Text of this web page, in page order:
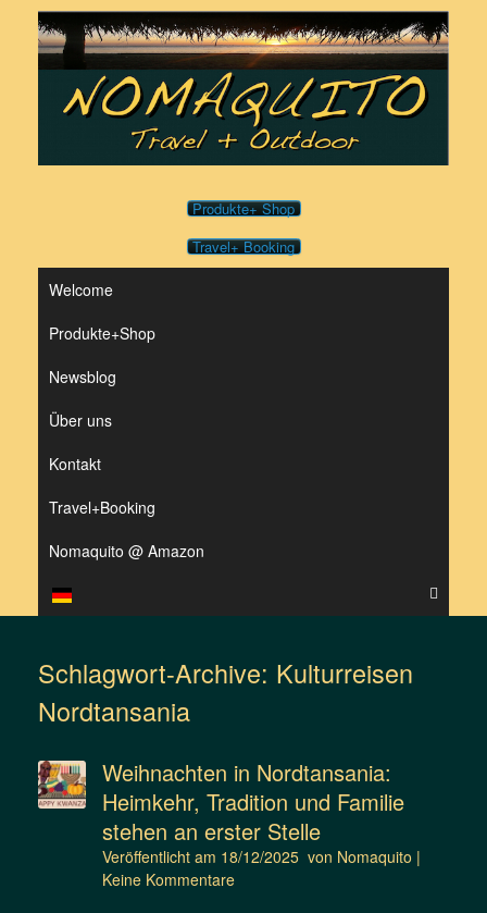
springen
Produkte+ Shop
Travel+ Booking
Welcome
Produkte+Shop
Newsblog
Über uns
Kontakt
Travel+Booking
Nomaquito @ Amazon
Schlagwort-Archive: Kulturreisen
Nordtansania
Weihnachten in Nordtansania:
Heimkehr, Tradition und Familie
stehen an erster Stelle
Veröffentlicht am 18/12/2025 von Nomaquito |
Keine Kommentare